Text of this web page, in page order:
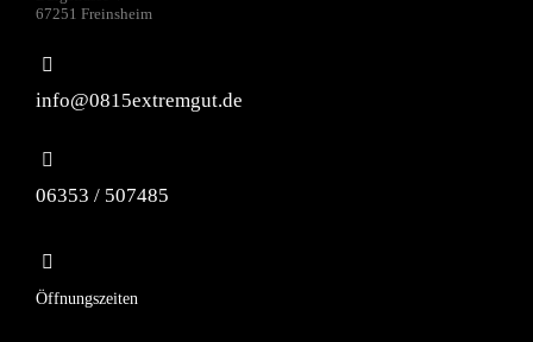
67251 Freinsheim
info@0815extremgut.de
06353 / 507485
Öffnungszeiten